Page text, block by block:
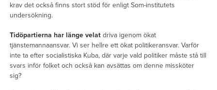
krav det också finns stort stöd för enligt Som-institutets
undersökning.
Tidöpartierna har länge velat driva igenom ökat
tjänstemannaansvar. Vi ser hellre ett ökat politikeransvar. Varför
inte ta efter socialistiska Kuba, där varje vald politiker måste stå till
svars inför folket och också kan avsättas om denne missköter
sig?